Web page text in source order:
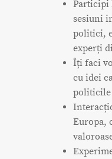
Participi
sesiuni
politici,
experți
Îți faci
cu idei
politicile
Europa,